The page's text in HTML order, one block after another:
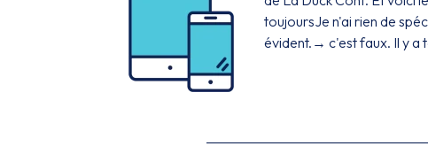
toujoursJe n'ai rien de
évident.→ c'est faux. Il y a